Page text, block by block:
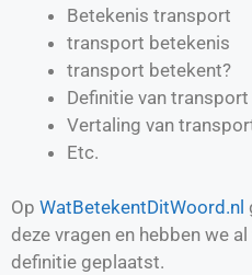
Betekenis transport
transport betekenis
transport betekent?
Definitie van transport
Vertaling van
Etc.
Op WatBetekentDitWoord.nl
deze vragen en hebben we
definitie geplaatst.